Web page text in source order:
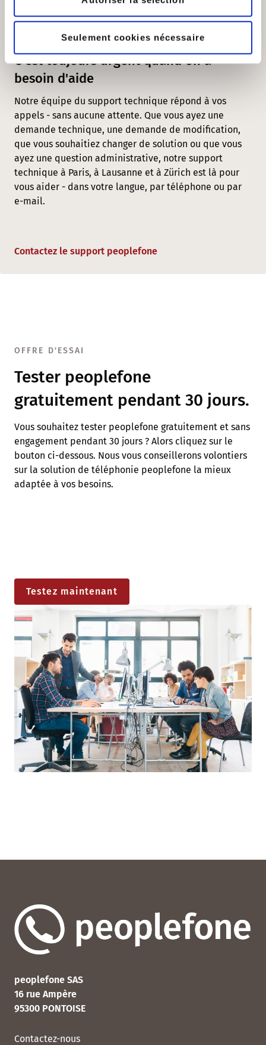
Seulement cookies nécessaire
UN SUPPORT SANS ATTENTE
C'est toujours urgent quand on a
besoin d'aide
Notre équipe du support technique répond à vos
appels - sans aucune attente. Que vous ayez une
demande technique, une demande de modification,
que vous souhaitiez changer de solution ou que vous
ayez une question administrative, notre support
technique à Paris, à Lausanne et à Zürich est là pour
vous aider - dans votre langue, par téléphone ou par
e-mail.
Contactez le support peoplefone
OFFRE D'ESSAI
Tester peoplefone
gratuitement pendant 30 jours.
Vous souhaitez tester peoplefone gratuitement et sans
engagement pendant 30 jours ? Alors cliquez sur le
bouton ci-dessous. Nous vous conseillerons volontiers
sur la solution de téléphonie peoplefone la mieux
adaptée à vos besoins.
Testez maintenant
peoplefone SAS
16 rue Ampère
95300 PONTOISE
Contactez-nous